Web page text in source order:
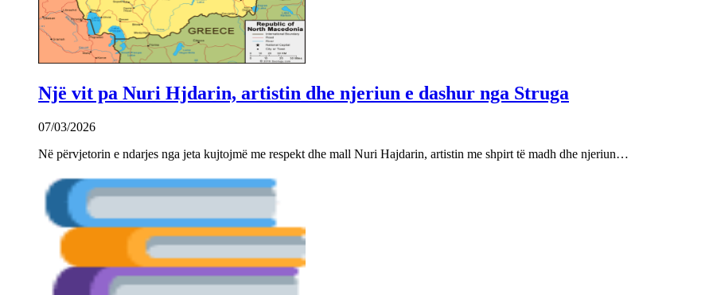
Një vit pa Nuri Hjdarin, artistin dhe njeriun e dashur nga Struga
07/03/2026
Në përvjetorin e ndarjes nga jeta kujtojmë me respekt dhe mall Nuri Hajdarin, artistin me shpirt të madh dhe njeriun…